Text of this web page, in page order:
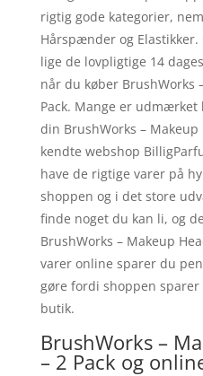
rigtig gode kategorier,
Hårspænder og Elastikker.
lige de lovpligtige 14
når du køber BrushWorks
Pack. Mange er
din BrushWorks – Makeup
kendte webshop
have de rigtige varer på
shoppen og i det store
finde noget du kan li, og
BrushWorks – Makeup
varer online sparer du
gøre fordi shoppen
butik.
BrushWorks –
– 2 Pack og